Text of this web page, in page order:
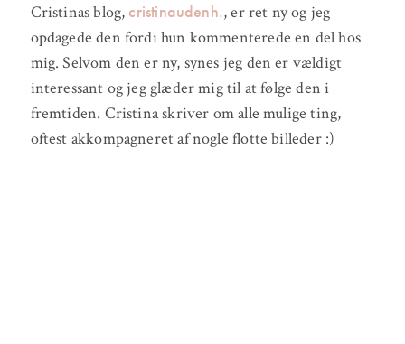
Cristinas blog, cristinaudenh., er ret ny og jeg
opdagede den fordi hun kommenterede en del hos
mig. Selvom den er ny, synes jeg den er vældigt
interessant og jeg glæder mig til at følge den i
fremtiden. Cristina skriver om alle mulige ting,
oftest akkompagneret af nogle flotte billeder :)